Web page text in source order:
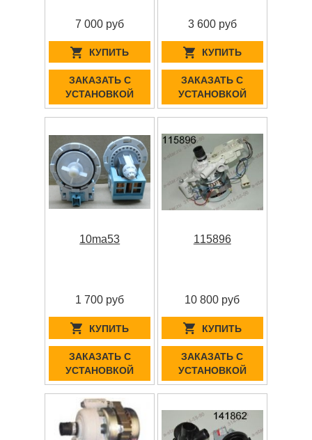
7 000 руб
КУПИТЬ
ЗАКАЗАТЬ С
УСТАНОВКОЙ
3 600 руб
КУПИТЬ
ЗАКАЗАТЬ С
УСТАНОВКОЙ
10ma53
1 700 руб
КУПИТЬ
ЗАКАЗАТЬ С
УСТАНОВКОЙ
115896
10 800 руб
КУПИТЬ
ЗАКАЗАТЬ С
УСТАНОВКОЙ